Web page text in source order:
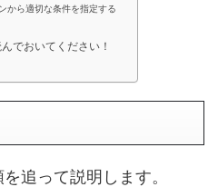
から適切な条件を指定する
でおいてください！
追って説明します。